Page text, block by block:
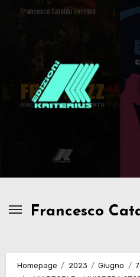
Passa
Francesco
Homepage 2023 Giugno
7